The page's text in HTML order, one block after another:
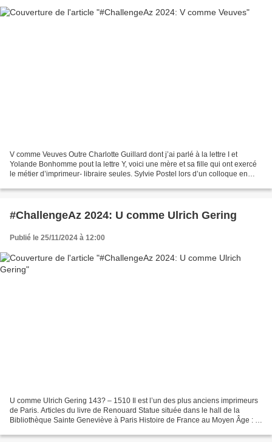
V comme Veuves Outre Charlotte Guillard dont j’ai parlé à la lettre I et
Yolande Bonhomme pout la lettre Y, voici une mère et sa fille qui ont exercé
le métier d’imprimeur- libraire seules. Sylvie Postel lors d’un colloque en
#ChallengeAz 2024: U comme Ulrich Gering
Publié le 25/11/2024 à 12:00
U comme Ulrich Gering 143? – 1510 Il est l’un des plus anciens imprimeurs
de Paris. Articles du livre de Renouard Statue située dans le hall de la
Bibliothèque Sainte Geneviève à Paris Histoire de France au Moyen Âge : le